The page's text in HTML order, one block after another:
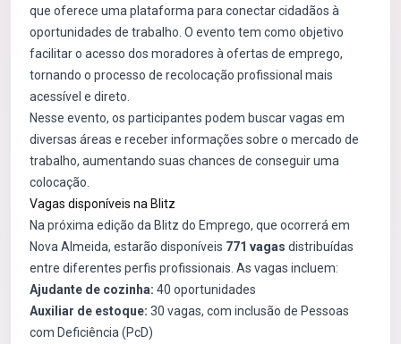
que oferece uma plataforma para conectar cidadãos à
oportunidades de trabalho. O evento tem como objetivo
facilitar o acesso dos moradores à ofertas de emprego,
tornando o processo de recolocação profissional mais
acessível e direto.
Nesse evento, os participantes podem buscar vagas em
diversas áreas e receber informações sobre o mercado de
trabalho, aumentando suas chances de conseguir uma
colocação.
Vagas disponíveis na Blitz
Na próxima edição da Blitz do Emprego, que ocorrerá em
Nova Almeida, estarão disponíveis 771 vagas distribuídas
entre diferentes perfis profissionais. As vagas incluem:
Ajudante de cozinha: 40 oportunidades
Auxiliar de estoque: 30 vagas, com inclusão de Pessoas
com Deficiência (PcD)